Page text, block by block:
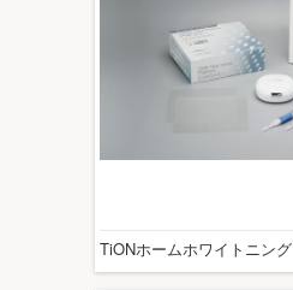
TiONホームホワイトニング